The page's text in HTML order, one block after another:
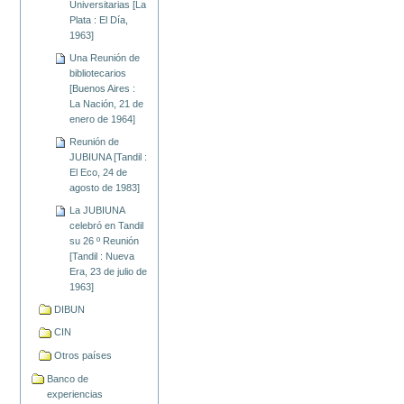
Universitarias [La
Plata : El Día,
1963]
Una Reunión de
bibliotecarios
[Buenos Aires :
La Nación, 21 de
enero de 1964]
Reunión de
JUBIUNA [Tandil :
El Eco, 24 de
agosto de 1983]
La JUBIUNA
celebró en Tandil
su 26 º Reunión
[Tandil : Nueva
Era, 23 de julio de
1963]
DIBUN
CIN
Otros países
Banco de
experiencias